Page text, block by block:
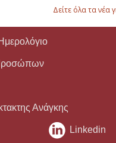
Δείτε όλα τα νέα
Ανάγκης
Linkedin